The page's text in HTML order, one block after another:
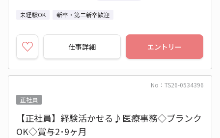
未経験OK 新卒・第二新卒歓迎
仕事詳細 エントリー
No：TS26-0534396
正社員
【正社員】経験活かせる♪医療事務◇ブランク
OK◇賞与2･9ヶ月